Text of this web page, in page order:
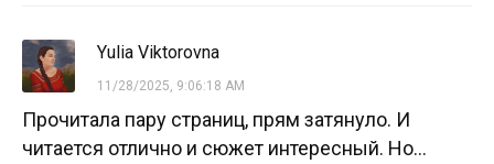
Yulia Viktorovna
11/28/2025, 9:06:18 AM
Прочитала пару страниц, прям затянуло. И
читается отлично и сюжет интересный. Но...